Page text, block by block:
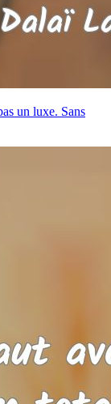
un luxe. Sans